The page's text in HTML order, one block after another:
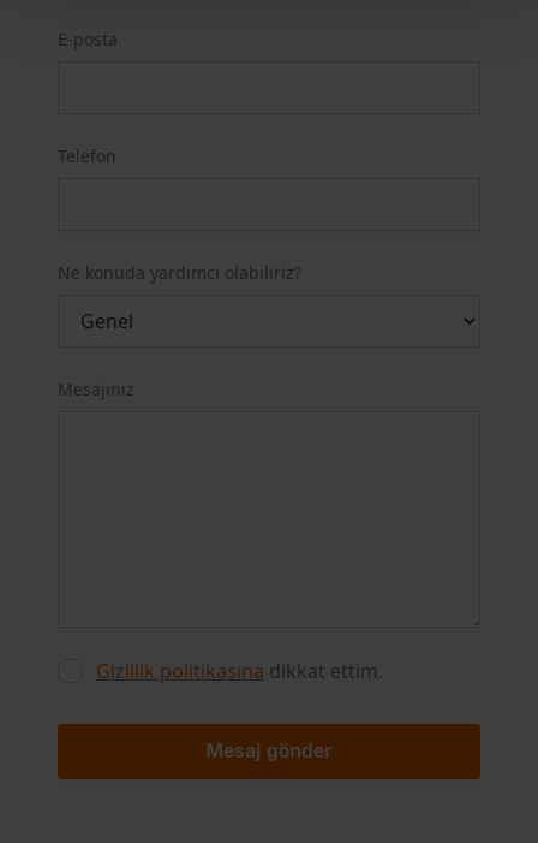
E-posta
Telefon
Ne konuda yardımcı olabiliriz?
Mesajınız
Gizlilik politikasına dikkat ettim.